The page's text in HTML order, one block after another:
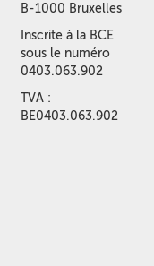
B-1000 Bruxelles
Inscrite à la BCE
sous le numéro
0403.063.902
TVA :
BE0403.063.902